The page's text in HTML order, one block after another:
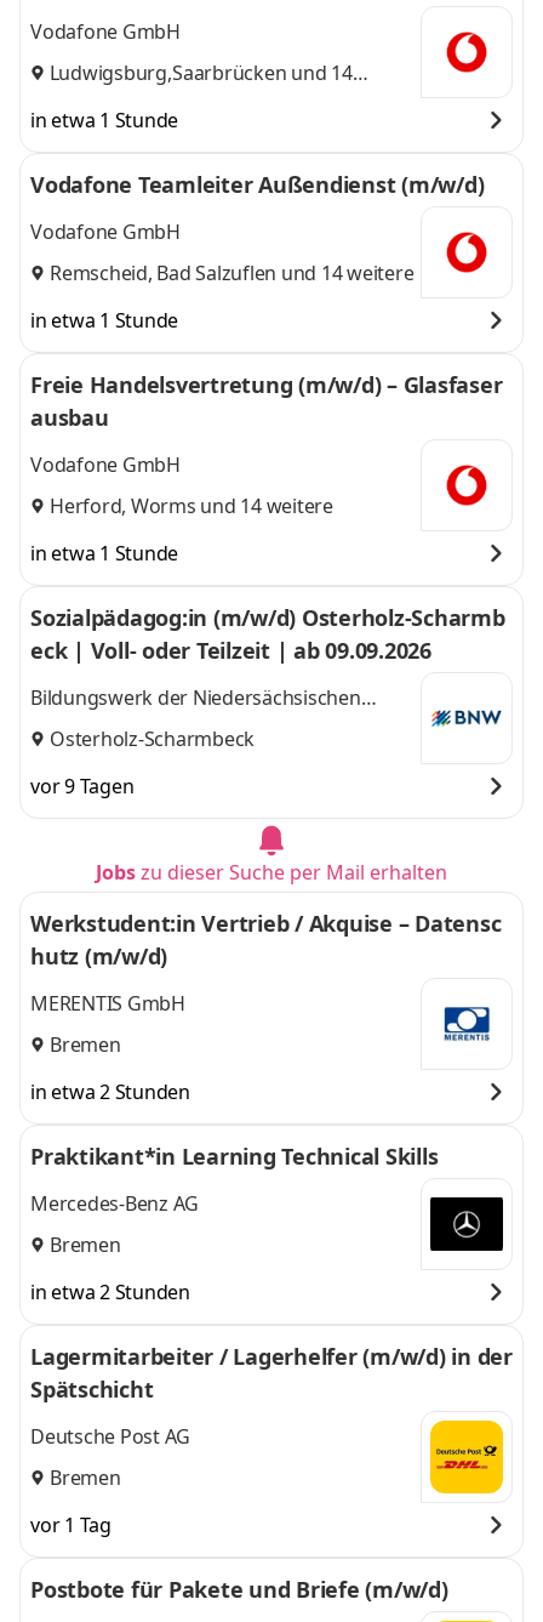
Vodafone GmbH
Ludwigsburg,Saarbrücken und 14
in etwa 1 Stunde
Vodafone Teamleiter Außendienst (m/w/d)
Vodafone GmbH
Remscheid, Bad Salzuflen und 14 weitere
in etwa 1 Stunde
Freie Handelsvertretung (m/w/d) – Glasfaser
ausbau
Vodafone GmbH
Herford, Worms und 14 weitere
in etwa 1 Stunde
Sozialpädagog:in (m/w/d) Osterholz-Scharmb
eck | Voll- oder Teilzeit | ab 09.09.2026
Bildungswerk der Niedersächsischen
Wirtschaft gemeinnützige GmbH
Osterholz-Scharmbeck
vor 9 Tagen
Jobszu dieser Suche per Mail erhalten
Werkstudent:in Vertrieb / Akquise – Datensc
hutz (m/w/d)
MERENTIS GmbH
Bremen
in etwa 2 Stunden
Praktikant*in Learning Technical Skills
Mercedes-Benz AG
Bremen
in etwa 2 Stunden
Lagermitarbeiter / Lagerhelfer (m/w/d) in der
Spätschicht
Deutsche Post AG
Bremen
vor 1 Tag
Postbote für Pakete und Briefe (m/w/d)